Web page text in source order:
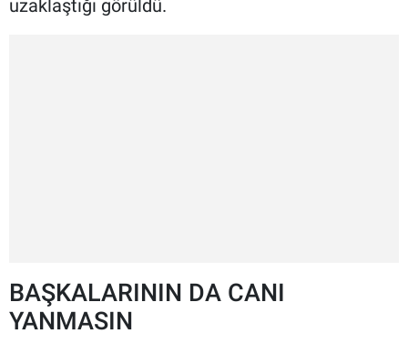
uzaklaştığı görüldü.
BAŞKALARININ DA CANI
YANMASIN